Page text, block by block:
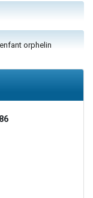
orphelin